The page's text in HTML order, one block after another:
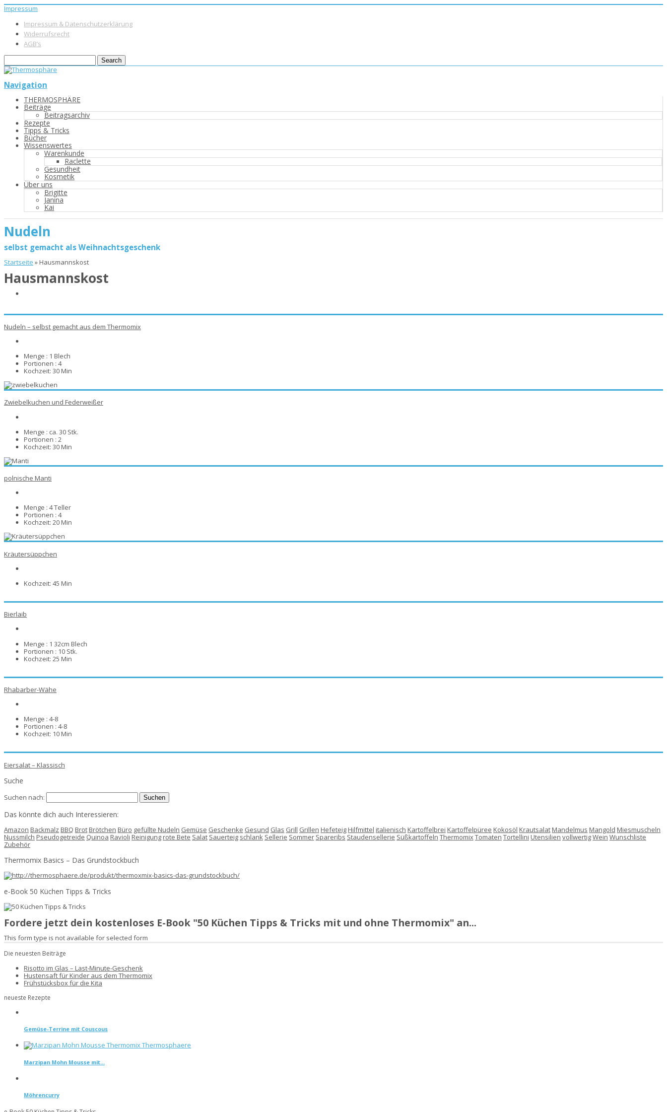
Impressum
Impressum & Datenschutzerklärung
Widerrufsrecht
AGB’s
Navigation
THERMOSPHÄRE
Beiträge
Beitragsarchiv
Rezepte
Tipps & Tricks
Bücher
Wissenswertes
Warenkunde
Raclette
Gesundheit
Kosmetik
Über uns
Brigitte
Janina
Kai
Nudeln
selbst gemacht als Weihnachtsgeschenk
Startseite »Hausmannskost
Hausmannskost
Nudeln – selbst gemacht aus dem Thermomix
Menge : 1 Blech
Portionen : 4
Kochzeit: 30 Min
Zwiebelkuchen und Federweißer
Menge : ca. 30 Stk.
Portionen : 2
Kochzeit: 30 Min
polnische Manti
Menge : 4 Teller
Portionen : 4
Kochzeit: 20 Min
Kräutersüppchen
Kochzeit: 45 Min
Bierlaib
Menge : 1 32cm Blech
Portionen : 10 Stk.
Kochzeit: 25 Min
Rhabarber-Wähe
Menge : 4-8
Portionen : 4-8
Kochzeit: 10 Min
Eiersalat – Klassisch
Suche
Suchen nach:
Das könnte dich auch Interessieren:
Amazon Backmalz BBQ BrotBrötchen Büro gefüllte Nudeln Gemüse Geschenke Gesund Glas Grill Grillen HefeteigHilfmittel italienisch Kartoffelbrei Kartoffelpüree Kokosöl KrautsalatMandelmus Mangold Miesmuscheln
Nussmilch Pseudogetreide Quinoa Ravioli Reinigungrote Bete Salat Sauerteig schlank Sellerie Sommer Spareribs Staudensellerie Süßkartoffeln ThermomixTomaten Tortellini Utensilien vollwertigWein Wunschliste
Zubehör
Thermomix Basics – Das Grundstockbuch
e-Book 50 Küchen Tipps & Tricks
Fordere jetzt dein kostenloses E-Book "50 Küchen Tipps & Tricks mit und ohne Thermomix" an...
This form type is not available for selected form
Die neuesten Beiträge
Risotto im Glas – Last-Minute-Geschenk
Hustensaft für Kinder aus dem Thermomix
Frühstücksbox für die Kita
neueste Rezepte
Gemüse-Terrine mit Couscous
Marzipan Mohn Mousse mit...
Möhrencurry